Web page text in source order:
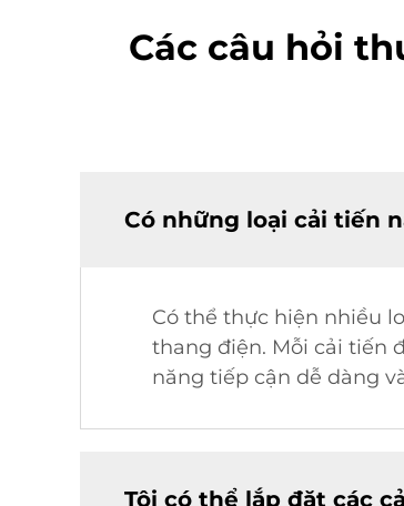
Các câu hỏi
Có những loại cải tiến
Có thể thực hiện nhiều
thang điện. Mỗi cải tiến
năng tiếp cận dễ dàng
Tôi có thể lắp đặt các